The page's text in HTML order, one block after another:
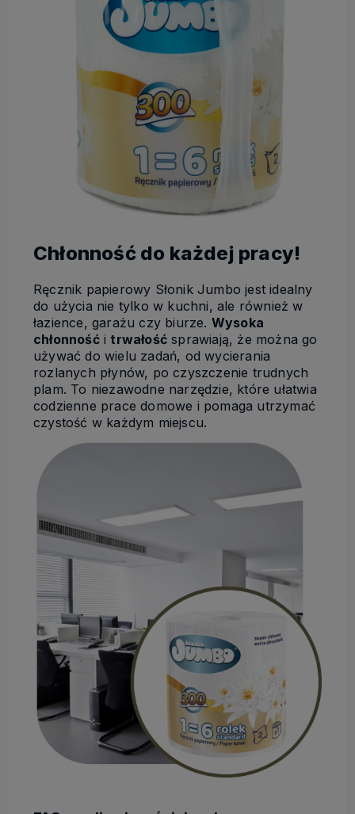
Chłonność do każdej pracy!
Ręcznik papierowy Słonik Jumbo jest idealny
do użycia nie tylko w kuchni, ale również w
łazience, garażu czy biurze. Wysoka
chłonnośćitrwałość sprawiają, że można go
używać do wielu zadań, od wycierania
rozlanych płynów, po czyszczenie trudnych
plam. To niezawodne narzędzie, które ułatwia
codzienne prace domowe i pomaga utrzymać
czystość w każdym miejscu.